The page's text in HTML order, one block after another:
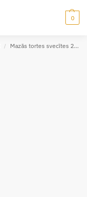
0
/ Mazās tortes svecītes 24 gab. 6 cm